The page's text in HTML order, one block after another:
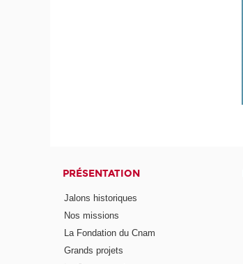
PRÉSENTATION
Jalons historiques
Nos missions
La Fondation du Cnam
Grands projets